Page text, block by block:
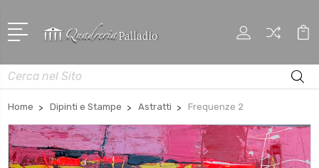
Cerca
Home Dipinti e Stampe Astratti Frequenze 2